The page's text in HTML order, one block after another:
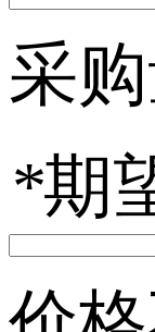
采
*期